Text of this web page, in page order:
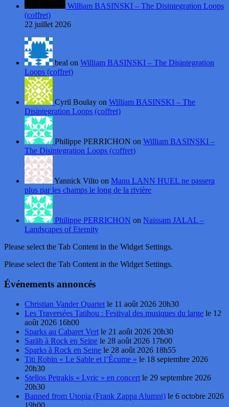
William BASINSKI – The Disintegration Loops
(coffret)
22 juillet 2026
beal on William BASINSKI – The Disintegration
Loops (coffret)
Cyril Boulay on William BASINSKI – The
Disintegration Loops (coffret)
Philippe PERRICHON on William BASINSKI –
The Disintegration Loops (coffret)
Yannick Vilto on Manu LANN HUEL ne passera
plus par les champs le long de la rivière
Philippe PERRICHON on Naissam JALAL –
Landscapes of Eternity
Please select the Tab Content in the Widget Settings.
Please select the Tab Content in the Widget Settings.
Événements annoncés
Christian Vander Quartet le 11 août 2026 20h30
Les Traversées Tatihou : Festival des musiques du large le 12
août 2026 16h00
Sparks au Cabaret Vert le 21 août 2026 20h30
Sarāb à Rock en Seine le 28 août 2026 17h00
Sparks à Rock en Seine le 28 août 2026 18h55
Titi Robin « Le Sable et l’Écume » le 18 septembre 2026
20h30
Stelios Petrakis « Lyric » en concert le 29 septembre 2026
20h30
Banned from Utopia (Frank Zappa Alumni) le 6 octobre 2026
19h00